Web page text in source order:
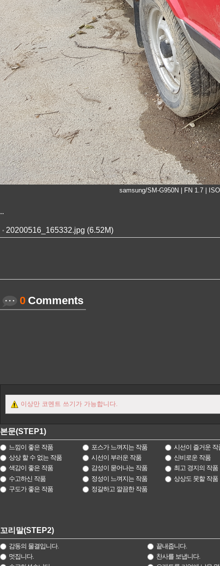
samsung/SM-G950N | FN 1.7 |
..
20200516_165332.jpg (6.52M)
0 Comments
이상만 코멘트 쓰기가 가능합니다.
본문(STEP1)
느낌이 좋은 작품 포스가 느껴지는 작품
시선이 즐거운 작
상상 할 수 없는 작품
시선이 부러운 작품
신비로운 작품
색감이 좋은 작품
감성이 묻어나는 작품
최고 경지의 작품
수고하신 작품
정성이 느껴지는 작품
상상도 못할 작품
구도가 좋은 작품
정갈하고 깔끔한 작품
꼬리말(STEP2)
감동의 물결입니다.
끝내줍니다.
멋집니다.
찬사를 보냅니다.